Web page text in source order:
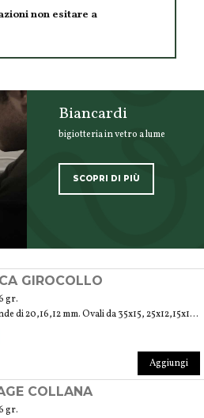
non esitare a
Biancardi
bigiotteria in vetro a lume
SCOPRI DI PIÙ
GIROCOLLO
gr.
Perle tonde di 20,16,12 mm. Ovali da 35x15, 25x12,15x10 mm. Biconi 25,20,15 mm
Aggiungi
COLLANA
gr.